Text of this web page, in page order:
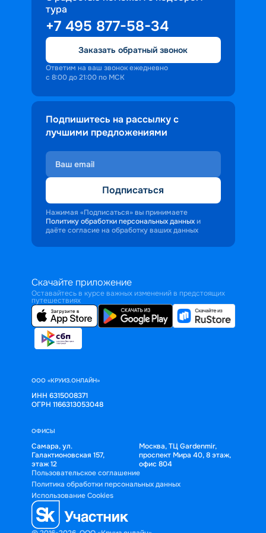
доброжелательность и заинтересованность
персонала корабля в каждом госте.
Ступая на борт теплохода, пассажиры
попадают в совершенно иную атмосферу,
где властвует тяга к приключениям и
открытиям.
тура
+7 495 877-58-34
Заказать обратный звонок
Ответим на ваш звонок ежедневно
с 8:00 до 21:00 по МСК
Подпишитесь на рассылку с
лучшими предложениями
Подписаться
Нажимая «Подписаться» вы принимаете
Политику обработки персональных данных и
даёте согласие на обработку ваших данных
Скачайте приложение
Оставайтесь в курсе важных изменений в предстоящих
путешествиях
ООО «КРУИЗ.ОНЛАЙН»
ИНН 6315008371
ОГРН 1166313053048
ОФИСЫ
Самара, ул.
Галактионовская 157,
этаж 12
Москва, ТЦ Gardenmir,
проспект Мира 40, 8 этаж,
офис 804
Пользовательское соглашение
Политика обработки персональных данных
Использование Cookies